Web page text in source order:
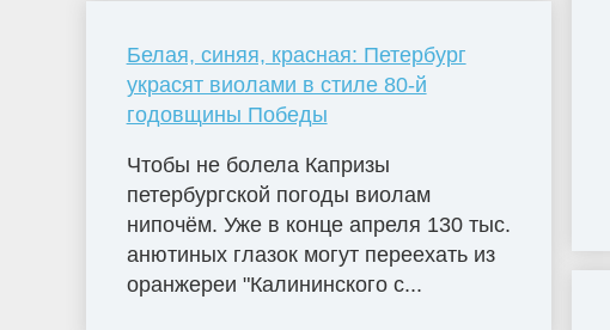
Белая, синяя, красная: Петербург
украсят виолами в стиле 80-й
годовщины Победы
Чтобы не болела Капризы
петербургской погоды виолам
нипочём. Уже в конце апреля 130 тыс.
анютиных глазок могут переехать из
оранжереи "Калининского с...